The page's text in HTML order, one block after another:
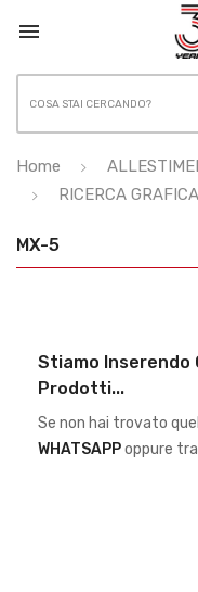

Home
RICERCA GRAFICA
MX-5
Stiamo Inserendo
Prodotti...
Se non hai trovato
WHATSAPPoppure